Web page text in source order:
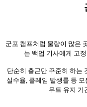
군포 캠프처럼 물량이 많은
는 백업 기사에게 고
단순히 출근만 꾸준히 하는
실수율, 클레임 발생률 등
우트 유지 기